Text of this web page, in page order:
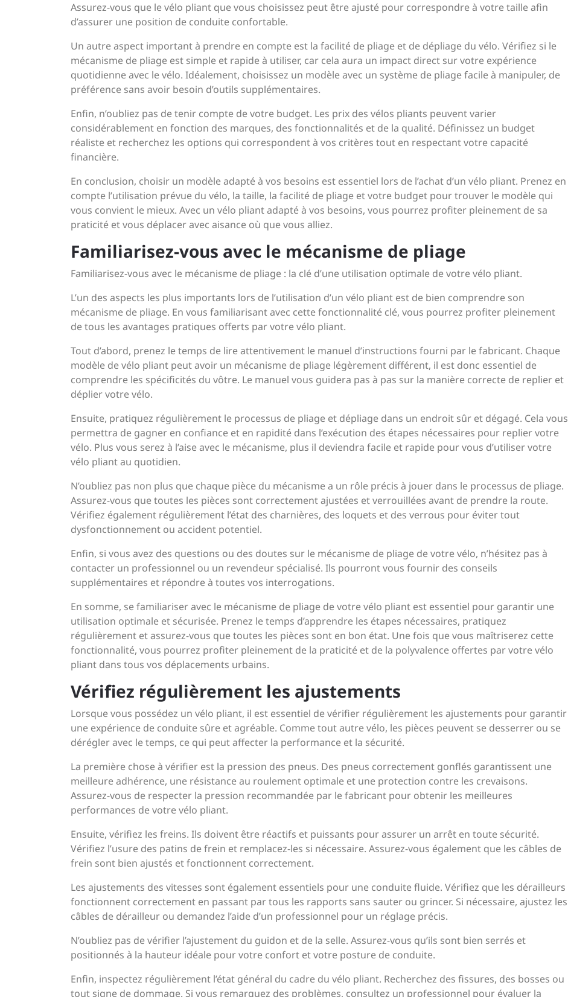
Assurez-vous que le vélo pliant que vous choisissez peut être ajusté pour correspondre à votre taille afin
d’assurer une position de conduite confortable.
Un autre aspect important à prendre en compte est la facilité de pliage et de dépliage du vélo. Vérifiez si le
mécanisme de pliage est simple et rapide à utiliser, car cela aura un impact direct sur votre expérience
quotidienne avec le vélo. Idéalement, choisissez un modèle avec un système de pliage facile à manipuler, de
préférence sans avoir besoin d’outils supplémentaires.
Enfin, n’oubliez pas de tenir compte de votre budget. Les prix des vélos pliants peuvent varier
considérablement en fonction des marques, des fonctionnalités et de la qualité. Définissez un budget
réaliste et recherchez les options qui correspondent à vos critères tout en respectant votre capacité
financière.
En conclusion, choisir un modèle adapté à vos besoins est essentiel lors de l’achat d’un vélo pliant. Prenez en
compte l’utilisation prévue du vélo, la taille, la facilité de pliage et votre budget pour trouver le modèle qui
vous convient le mieux. Avec un vélo pliant adapté à vos besoins, vous pourrez profiter pleinement de sa
praticité et vous déplacer avec aisance où que vous alliez.
Familiarisez-vous avec le mécanisme de pliage
Familiarisez-vous avec le mécanisme de pliage : la clé d’une utilisation optimale de votre vélo pliant.
L’un des aspects les plus importants lors de l’utilisation d’un vélo pliant est de bien comprendre son
mécanisme de pliage. En vous familiarisant avec cette fonctionnalité clé, vous pourrez profiter pleinement
de tous les avantages pratiques offerts par votre vélo pliant.
Tout d’abord, prenez le temps de lire attentivement le manuel d’instructions fourni par le fabricant. Chaque
modèle de vélo pliant peut avoir un mécanisme de pliage légèrement différent, il est donc essentiel de
comprendre les spécificités du vôtre. Le manuel vous guidera pas à pas sur la manière correcte de replier et
déplier votre vélo.
Ensuite, pratiquez régulièrement le processus de pliage et dépliage dans un endroit sûr et dégagé. Cela vous
permettra de gagner en confiance et en rapidité dans l’exécution des étapes nécessaires pour replier votre
vélo. Plus vous serez à l’aise avec le mécanisme, plus il deviendra facile et rapide pour vous d’utiliser votre
vélo pliant au quotidien.
N’oubliez pas non plus que chaque pièce du mécanisme a un rôle précis à jouer dans le processus de pliage.
Assurez-vous que toutes les pièces sont correctement ajustées et verrouillées avant de prendre la route.
Vérifiez également régulièrement l’état des charnières, des loquets et des verrous pour éviter tout
dysfonctionnement ou accident potentiel.
Enfin, si vous avez des questions ou des doutes sur le mécanisme de pliage de votre vélo, n’hésitez pas à
contacter un professionnel ou un revendeur spécialisé. Ils pourront vous fournir des conseils
supplémentaires et répondre à toutes vos interrogations.
En somme, se familiariser avec le mécanisme de pliage de votre vélo pliant est essentiel pour garantir une
utilisation optimale et sécurisée. Prenez le temps d’apprendre les étapes nécessaires, pratiquez
régulièrement et assurez-vous que toutes les pièces sont en bon état. Une fois que vous maîtriserez cette
fonctionnalité, vous pourrez profiter pleinement de la praticité et de la polyvalence offertes par votre vélo
pliant dans tous vos déplacements urbains.
Vérifiez régulièrement les ajustements
Lorsque vous possédez un vélo pliant, il est essentiel de vérifier régulièrement les ajustements pour garantir
une expérience de conduite sûre et agréable. Comme tout autre vélo, les pièces peuvent se desserrer ou se
dérégler avec le temps, ce qui peut affecter la performance et la sécurité.
La première chose à vérifier est la pression des pneus. Des pneus correctement gonflés garantissent une
meilleure adhérence, une résistance au roulement optimale et une protection contre les crevaisons.
Assurez-vous de respecter la pression recommandée par le fabricant pour obtenir les meilleures
performances de votre vélo pliant.
Ensuite, vérifiez les freins. Ils doivent être réactifs et puissants pour assurer un arrêt en toute sécurité.
Vérifiez l’usure des patins de frein et remplacez-les si nécessaire. Assurez-vous également que les câbles de
frein sont bien ajustés et fonctionnent correctement.
Les ajustements des vitesses sont également essentiels pour une conduite fluide. Vérifiez que les dérailleurs
fonctionnent correctement en passant par tous les rapports sans sauter ou grincer. Si nécessaire, ajustez les
câbles de dérailleur ou demandez l’aide d’un professionnel pour un réglage précis.
N’oubliez pas de vérifier l’ajustement du guidon et de la selle. Assurez-vous qu’ils sont bien serrés et
positionnés à la hauteur idéale pour votre confort et votre posture de conduite.
Enfin, inspectez régulièrement l’état général du cadre du vélo pliant. Recherchez des fissures, des bosses ou
tout signe de dommage. Si vous remarquez des problèmes, consultez un professionnel pour évaluer la